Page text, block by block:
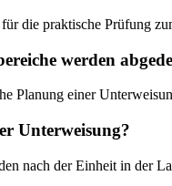
die praktische Prüfung
werden
Planung einer
Unterweisung?
nach der Einheit in der